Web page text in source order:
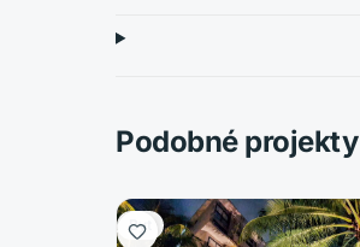
Podobné projekty
Byt